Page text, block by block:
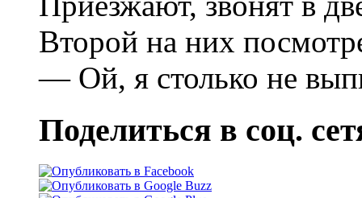
Второй на них
— Ой, я столько не
Поделиться в соц.